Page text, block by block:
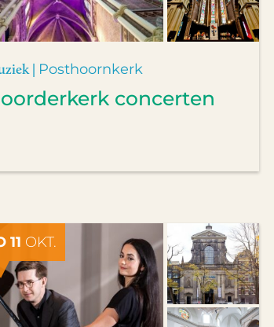
| Posthoornkerk
concerten
11 OKT.